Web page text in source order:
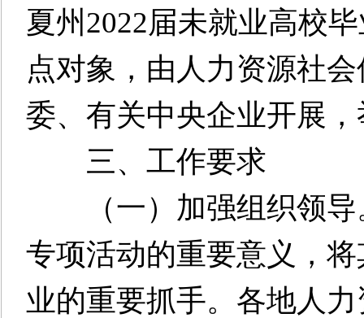
夏州2022届未就业高校
点对象，由人力资源社
委、有关中央企业开展
三、工作要求
（一）加强组织领导
专项活动的重要意义，
业的重要抓手。各地人